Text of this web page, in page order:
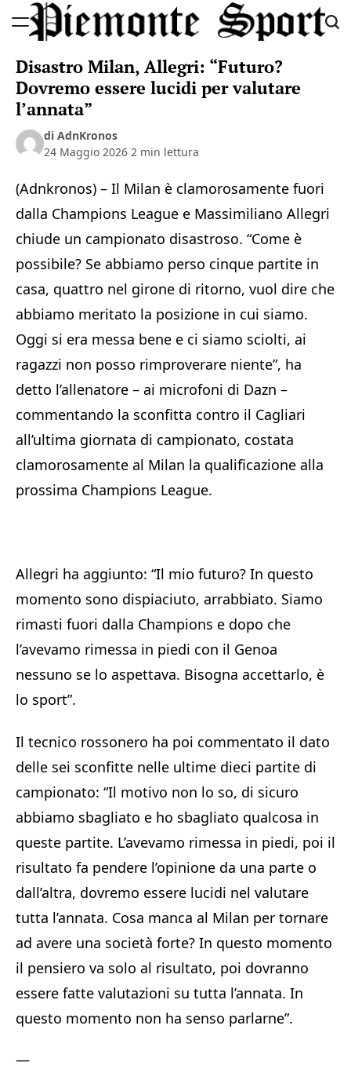
to
Sport
Disastro Milan, Allegri: “Futuro?
Dovremo essere lucidi per valutare
l’annata”
di AdnKronos
24 Maggio 2026 2 min lettura
(Adnkronos) – Il Milan è clamorosamente fuori
dalla Champions League e Massimiliano Allegri
chiude un campionato disastroso. “Come è
possibile? Se abbiamo perso cinque partite in
casa, quattro nel girone di ritorno, vuol dire che
abbiamo meritato la posizione in cui siamo.
Oggi si era messa bene e ci siamo sciolti, ai
ragazzi non posso rimproverare niente”, ha
detto l’allenatore – ai microfoni di Dazn –
commentando la sconfitta contro il Cagliari
all’ultima giornata di campionato, costata
clamorosamente al Milan la qualificazione alla
prossima Champions League.
Allegri ha aggiunto: “Il mio futuro? In questo
momento sono dispiaciuto, arrabbiato. Siamo
rimasti fuori dalla Champions e dopo che
l’avevamo rimessa in piedi con il Genoa
nessuno se lo aspettava. Bisogna accettarlo, è
lo sport”.
Il tecnico rossonero ha poi commentato il dato
delle sei sconfitte nelle ultime dieci partite di
campionato: “Il motivo non lo so, di sicuro
abbiamo sbagliato e ho sbagliato qualcosa in
queste partite. L’avevamo rimessa in piedi, poi il
risultato fa pendere l’opinione da una parte o
dall’altra, dovremo essere lucidi nel valutare
tutta l’annata. Cosa manca al Milan per tornare
ad avere una società forte? In questo momento
il pensiero va solo al risultato, poi dovranno
essere fatte valutazioni su tutta l’annata. In
questo momento non ha senso parlarne”.
—